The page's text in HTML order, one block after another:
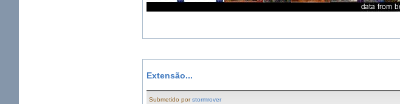
Extensão...
Submetido porstormrover